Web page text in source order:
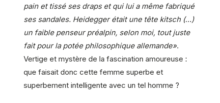
pain et tissé ses draps et qui lui a même fabriqué
ses sandales. Heidegger était une tête kitsch (…)
un faible penseur préalpin, selon moi, tout juste
fait pour la potée philosophique allemande».
Vertige et mystère de la fascination amoureuse :
que faisait donc cette femme superbe et
superbement intelligente avec un tel homme ?